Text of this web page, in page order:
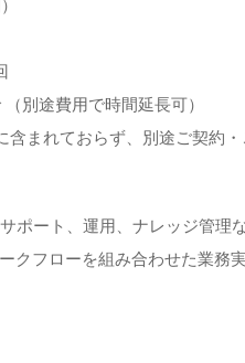
別途費用で時間延長可）
まれておらず、別途ご契約
ポート、運用、ナレッジ管理
クフローを組み合わせた業務